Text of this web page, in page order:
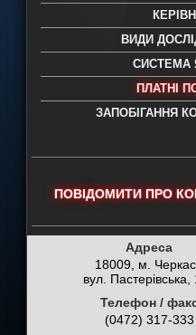
науково-дослідний
- проведення всих видів
експертиз
ВИДИ
СИСТЕМА
ПЛАТНІ
ЗАПОБІГАННЯ
ПОВІДОМИТИ ПРО
Адреса
18009, м.
вул. Пастерівська,
Телефон /
(0472) 317-333